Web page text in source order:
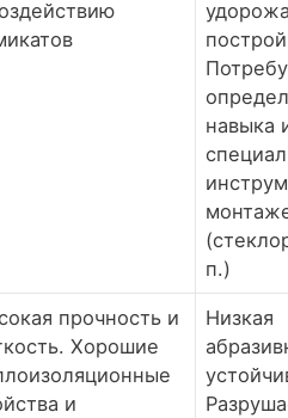
навыка
п.)
прочность и
Хорошие
и
Низкая